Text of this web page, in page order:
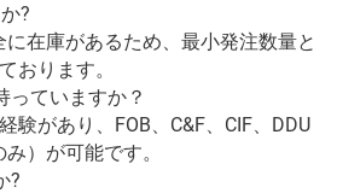
?
在庫があるため、最小発注数量と
おります。
っていますか？
験があり、FOB、C&F、CIF、DDU
）が可能です。
?